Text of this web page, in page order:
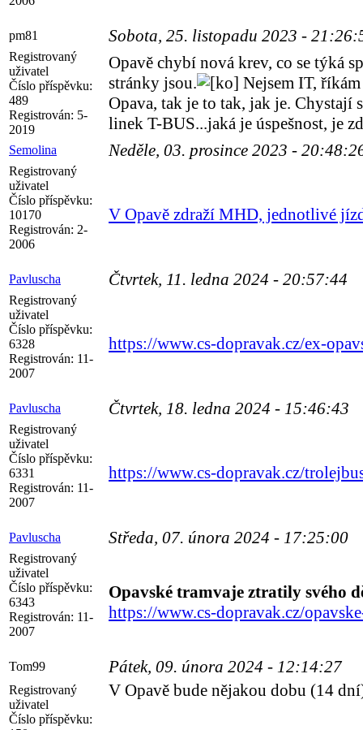
pm81 Sobota, 25. listopadu 2023 -
Registrovaný
uživatel
Číslo příspěvku:
489
Registrován: 5-
2019
Opavě chybí nová krev, co se týká
stránky jsou.
Nejsem IT,
Opava, tak je to tak, jak je. Chystají
linek T-BUS...jaká je úspešnost, je
Semolina Neděle, 03. prosince 2023 -
Registrovaný
uživatel
Číslo příspěvku:
10170
Registrován: 2-
2006
V Opavě zdraží MHD, jednotlivé
Pavluscha Čtvrtek, 11. ledna 2024 - 20:57:44
Registrovaný
uživatel
Číslo příspěvku:
6328
Registrován: 11-
2007
https://www.cs-dopravak.cz/ex-
Pavluscha Čtvrtek, 18. ledna 2024 - 15:46:43
Registrovaný
uživatel
Číslo příspěvku:
6331
Registrován: 11-
2007
https://www.cs-dopravak.cz/
Pavluscha Středa, 07. února 2024 - 17:25:00
Registrovaný
uživatel
Číslo příspěvku:
6343
Registrován: 11-
2007
Opavské tramvaje ztratily svého
https://www.cs-dopravak.cz/
Tom99 Pátek, 09. února 2024 - 12:14:27
Registrovaný
uživatel
Číslo příspěvku:
V Opavě bude nějakou dobu (14